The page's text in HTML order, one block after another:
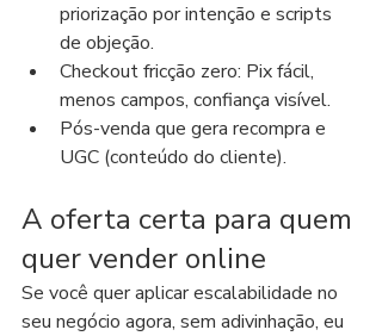
priorização por intenção e scripts
de objeção.
Checkout fricção zero: Pix fácil,
menos campos, confiança visível.
Pós-venda que gera recompra e
UGC (conteúdo do cliente).
A oferta certa para quem
quer vender online
Se você quer aplicar escalabilidade no
seu negócio agora, sem adivinhação, eu